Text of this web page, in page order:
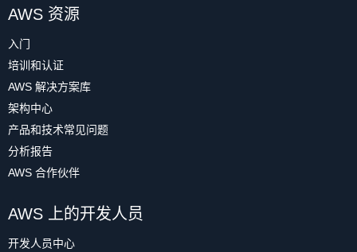
AWS 资源
入门
培训和认证
AWS 解决方案库
架构中心
产品和技术常见问题
分析报告
AWS 合作伙伴
AWS 上的开发人员
开发人员中心